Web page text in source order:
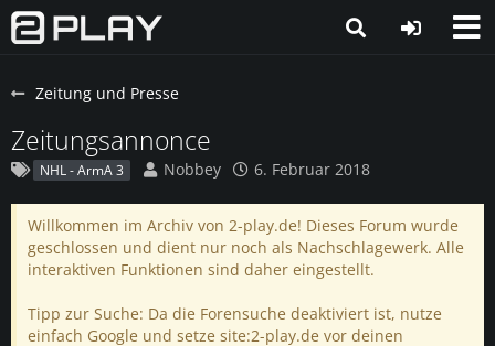
Zeitung und Presse
Zeitungsannonce
NHL - ArmA 3 Nobbey 6. Februar 2018
Willkommen im Archiv von 2-play.de! Dieses Forum wurde
geschlossen und dient nur noch als Nachschlagewerk. Alle
interaktiven Funktionen sind daher eingestellt.
Tipp zur Suche: Da die Forensuche deaktiviert ist, nutze
einfach Google und setze site:2-play.de vor deinen